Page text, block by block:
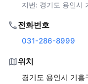
지번: 경기도 용인시
전화번호
031-286-8999
위치
경기도 용인시 기